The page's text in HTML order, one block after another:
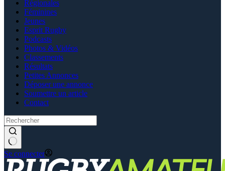
Régionales
Féminines
Jeunes
Esprit Rugby
Podcasts
Photos & Vidéos
Classements
Résultats
Petites Annonces
Déposer une annonce
Soumettre un article
Contact
Se connecter